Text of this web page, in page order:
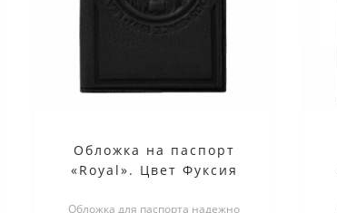
Обложка на паспорт
«Royal». Цвет Фуксия
Обложка для паспорта надежно